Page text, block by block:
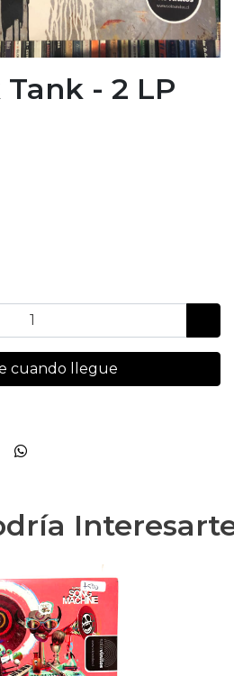
- 2 LP
cuando llegue